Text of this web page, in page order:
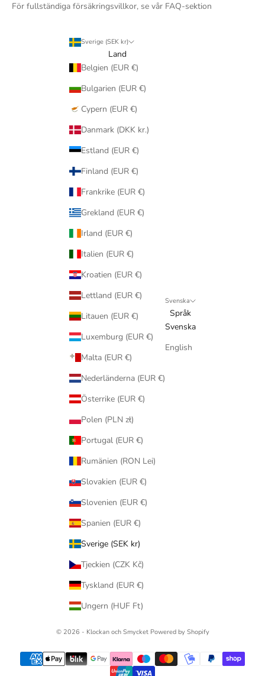
För fullständiga försäkringsvillkor, se vår FAQ-sektion
Sverige (SEK kr)
Land
Belgien (EUR €)
Bulgarien (EUR €)
Cypern (EUR €)
Danmark (DKK kr.)
Estland (EUR €)
Finland (EUR €)
Frankrike (EUR €)
Grekland (EUR €)
Irland (EUR €)
Italien (EUR €)
Kroatien (EUR €)
Lettland (EUR €)
Litauen (EUR €)
Luxemburg (EUR €)
Malta (EUR €)
Nederländerna (EUR €)
Österrike (EUR €)
Polen (PLN zł)
Portugal (EUR €)
Rumänien (RON Lei)
Slovakien (EUR €)
Slovenien (EUR €)
Spanien (EUR €)
Sverige (SEK kr)
Tjeckien (CZK Kč)
Tyskland (EUR €)
Ungern (HUF Ft)
Svenska
Språk
Svenska
English
© 2026 - Klockan och Smycket Powered by Shopify